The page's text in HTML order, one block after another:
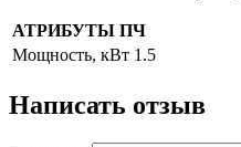
АТРИБУТЫ ПЧ
Мощность, кВт 1.5
Написать отзыв